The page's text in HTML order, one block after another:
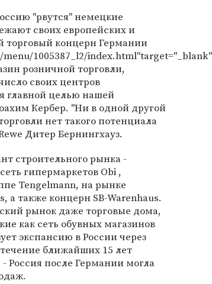
"рвутся" немецкие
своих европейских и
торговый концерн Германии
1005387_l2/
розничной торговли,
своих центров
главной целью нашей
Кербер. "Ни в одной другой
нет такого потенциала
Дитер Бернингхауз.
строительного рынка -
гипермаркетов Obi ,
Tengelmann, на рынке
также концерн SB-Warenhaus.
рынок даже торговые дома,
как сеть обувных магазинов
экспансию в России через
ближайших 15 лет
Россия после Германии могла